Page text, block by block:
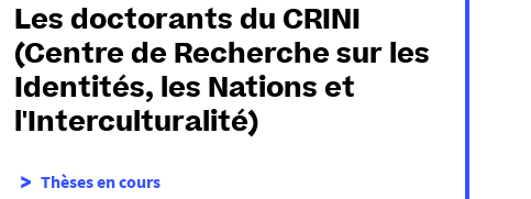
Les doctorants du CRINI
(Centre de Recherche sur les
Identités, les Nations et
l'Interculturalité)
Thèses en cours